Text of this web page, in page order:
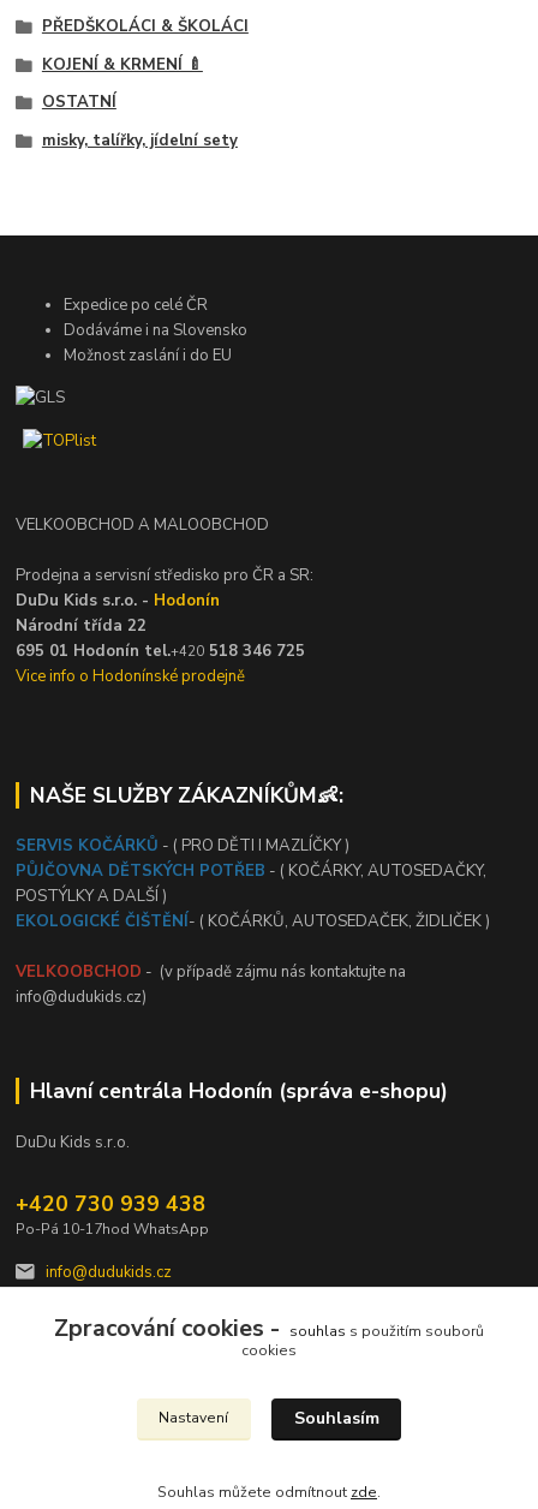
PŘEDŠKOLÁCI & ŠKOLÁCI
KOJENÍ & KRMENÍ 🍼
OSTATNÍ
misky, talířky, jídelní sety
Expedice po celé ČR
Dodáváme i na Slovensko
Možnost zaslání i do EU
VELKOOBCHOD A MALOOBCHOD
Prodejna a servisní středisko pro ČR a SR:
DuDu Kids s.r.o. - Hodonín
Národní třída 22
695 01 Hodonín tel.+420 518 346 725
Vice info o Hodonínské prodejně
NAŠE SLUŽBY ZÁKAZNÍKŮM👶:
SERVIS KOČÁRKŮ - ( PRO DĚTI I MAZLÍČKY )
PŮJČOVNA DĚTSKÝCH POTŘEB - ( KOČÁRKY, AUTOSEDAČKY,
POSTÝLKY A DALŠÍ )
EKOLOGICKÉ ČIŠTĚNÍ- ( KOČÁRKŮ, AUTOSEDAČEK, ŽIDLIČEK )
VELKOOBCHOD - (v případě zájmu nás kontaktujte na
info@dudukids.cz)
Hlavní centrála Hodonín (správa e-shopu)
DuDu Kids s.r.o.
+420 730 939 438
Po-Pá 10-17hod WhatsApp
info@dudukids.cz
Upravit sběr cookies.
Zpracování cookies - souhlas s použitím souborů
cookies
Nastavení Souhlasím
Souhlas můžete odmítnout zde.